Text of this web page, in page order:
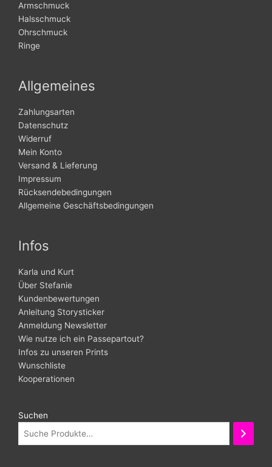
Armschmuck
Halsschmuck
Ohrschmuck
Ringe
Allgemeines
Zahlungsarten
Datenschutz
Widerruf
Mein Konto
Versand & Lieferung
Impressum
Rücksendebedingungen
Allgemeine Geschäftsbedingungen
Infos
Karla und Kurt
Über Stefanie
Kundenbewertungen
Anleitung Storysticker
Anmeldung Newsletter
Wie nutze ich ein Passepartout?
Infos zu unseren Prints
Wunschliste
Kooperationen
Suchen